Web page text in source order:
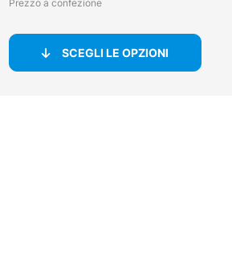
Prezzo a confezione
SCEGLI LE OPZIONI